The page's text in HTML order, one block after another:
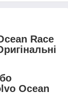
Race
Ocean